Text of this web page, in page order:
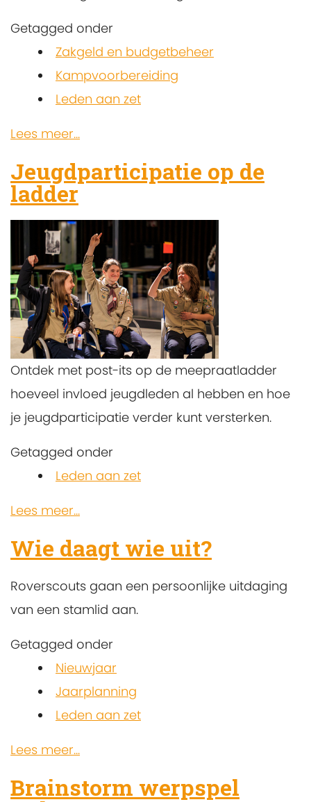
Getagged onder
Zakgeld en budgetbeheer
Kampvoorbereiding
Leden aan zet
Lees meer...
Jeugdparticipatie op de
ladder
Ontdek met post-its op de meepraatladder
hoeveel invloed jeugdleden al hebben en hoe
je jeugdparticipatie verder kunt versterken.
Getagged onder
Leden aan zet
Lees meer...
Wie daagt wie uit?
Roverscouts gaan een persoonlijke uitdaging
van een stamlid aan.
Getagged onder
Nieuwjaar
Jaarplanning
Leden aan zet
Lees meer...
Brainstorm werpspel